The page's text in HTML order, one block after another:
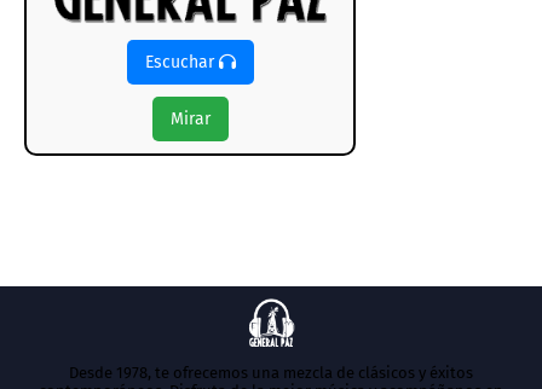
Escuchar
Mirar
Desde 1978, te ofrecemos una mezcla de clásicos y éxitos